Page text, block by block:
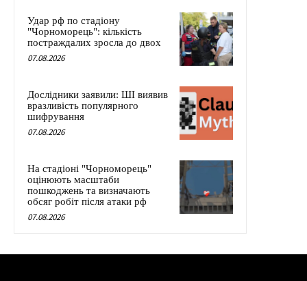
Удар рф по стадіону
"Чорноморець": кількість
постраждалих зросла до двох
07.08.2026
Дослідники заявили: ШІ виявив
вразливість популярного
шифрування
07.08.2026
На стадіоні "Чорноморець"
оцінюють масштаби
пошкоджень та визначають
обсяг робіт після атаки рф
07.08.2026